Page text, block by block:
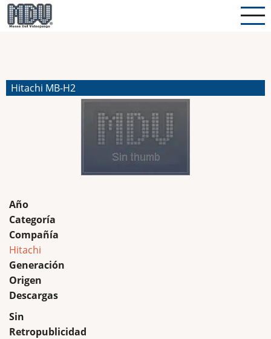
Pasar
al
Hitachi MB-H2
Año
Categoría
Compañía
Hitachi
Generación
Origen
Descargas
Sin
Retropublicidad